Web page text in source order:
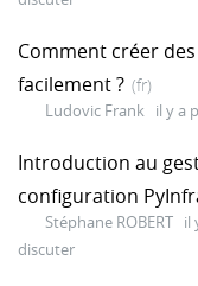
Comment créer
facilement ? (fr)
Ludovic Frank il y a
Introduction au
configuration
Stéphane ROBERT il
discuter